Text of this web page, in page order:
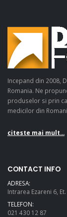
Incepand din 2008,
Romania. Ne
produselor si prin
medicilor din
citeste mai mult...
CONTACT INFO
ADRESA:
Intrarea Ezareni 6,
TELEFON:
021 430 12 87